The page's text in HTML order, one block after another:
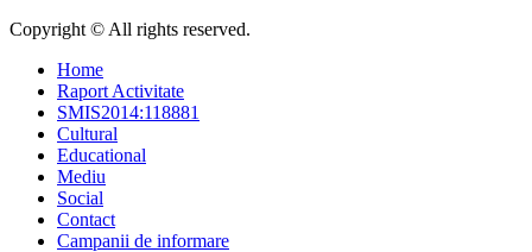
Copyright © All rights reserved.
Home
Raport Activitate
SMIS2014:118881
Cultural
Educational
Mediu
Social
Contact
Campanii de informare